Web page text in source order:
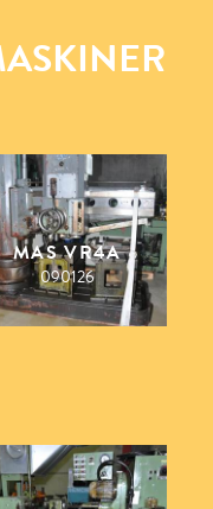
MAS VR4A
090126